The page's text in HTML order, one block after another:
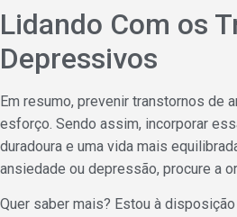
Lidando Com os
Depressivos
Em resumo, prevenir transtornos de
esforço. Sendo assim, incorporar
duradoura e uma vida mais
ansiedade ou depressão, procure a
Quer saber mais? Estou à